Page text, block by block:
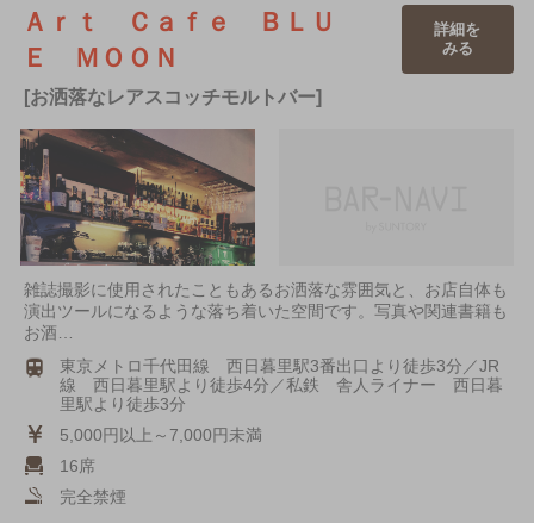
Ａｒｔ Ｃａｆｅ ＢＬＵ
Ｅ ＭＯＯＮ
[お洒落なレアスコッチモルトバー]
詳細を
みる
雑誌撮影に使用されたこともあるお洒落な雰囲気と、お店自体も
演出ツールになるような落ち着いた空間です。写真や関連書籍も
お酒…
東京メトロ千代田線 西日暮里駅3番出口より徒歩3分／JR
線 西日暮里駅より徒歩4分／私鉄 舎人ライナー 西日暮
里駅より徒歩3分
5,000円以上～7,000円未満
16席
完全禁煙